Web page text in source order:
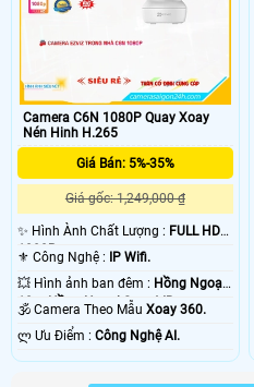
Camera C6N 1080P Quay Xoay
Nén Hinh H.265
Giá Bán: 5%-35%
Giá gốc: 1,249,000 ₫
✨ Hình Ành Chất Lượng : FULL HD
1080P .
⚜️ Công Nghệ : IP Wifi.
💥 Hình ảnh ban đêm : Hồng Ngoại
10m Hồng Ngoại Smart IR.
🕉️ Camera Theo Mẫu Xoay 360.
️ლ Ưu Điểm : Công Nghệ AI.